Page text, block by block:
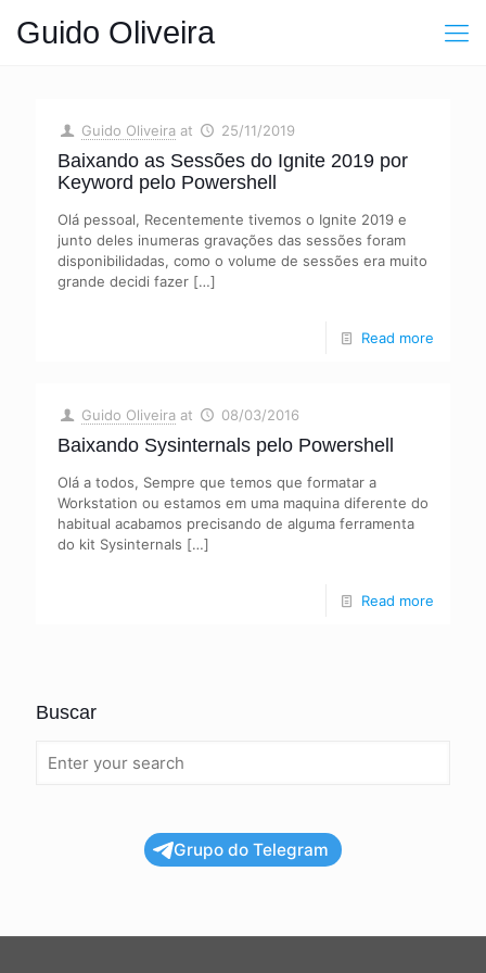
Guido Oliveira
Guido Oliveira at 25/11/2019
Baixando as Sessões do Ignite 2019 por
Keyword pelo Powershell
Olá pessoal, Recentemente tivemos o Ignite 2019 e
junto deles inumeras gravações das sessões foram
disponibilidadas, como o volume de sessões era muito
grande decidi fazer […]
Read more
Guido Oliveira at 08/03/2016
Baixando Sysinternals pelo Powershell
Olá a todos, Sempre que temos que formatar a
Workstation ou estamos em uma maquina diferente do
habitual acabamos precisando de alguma ferramenta
do kit Sysinternals […]
Read more
Buscar
Grupo do Telegram